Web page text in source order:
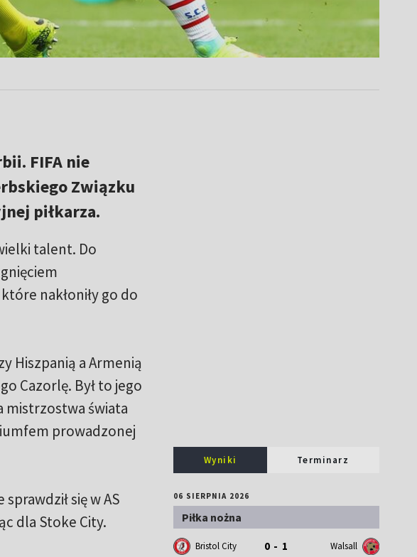
FIFA nie
Związku
piłkarza.
talent. Do
nakłoniły go do
Hiszpanią a Armenią
Cazorlę. Był to jego
mistrzostwa świata
prowadzonej
się w AS
dla Stoke City.
Wyniki Terminarz
06 SIERPNIA 2026
Piłka nożna
Bristol City 0 - 1 Walsall